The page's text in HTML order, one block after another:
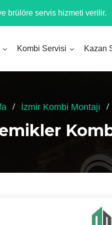
brülöre servis hizmeti verilir.
Kombi Servisi Kazan
İzmir Kombi Montajı